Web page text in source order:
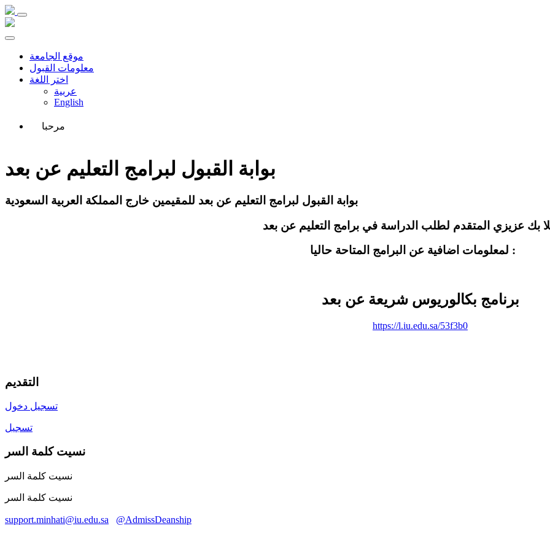
موقع الجامعة
معلومات القبول
اختر اللغة
عربية
English
مرحبا
بوابة القبول لبرامج التعليم عن بعد
بوابة القبول لبرامج التعليم عن بعد للمقيمين خارج المملكة العربية السعودية
لمعلومات اضافية عن البرامج المتاحة حاليا :
برنامج بكالوريوس شريعة عن بعد
https://l.iu.edu.sa/53f3b0
التقديم
تسجيل دخول
تسجيل
نسيت كلمة السر
نسيت كلمة السر
نسيت كلمة السر
support.minhati@iu.edu.sa @AdmissDeanship